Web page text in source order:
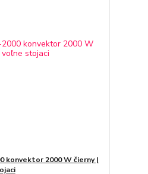
konvektor 2000 W čierny |